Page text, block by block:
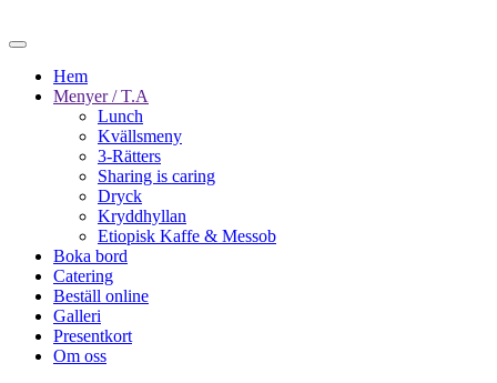
Hem
Menyer / T.A
Lunch
Kvällsmeny
3-Rätters
Sharing is caring
Dryck
Kryddhyllan
Etiopisk Kaffe & Messob
Boka bord
Catering
Beställ online
Galleri
Presentkort
Om oss